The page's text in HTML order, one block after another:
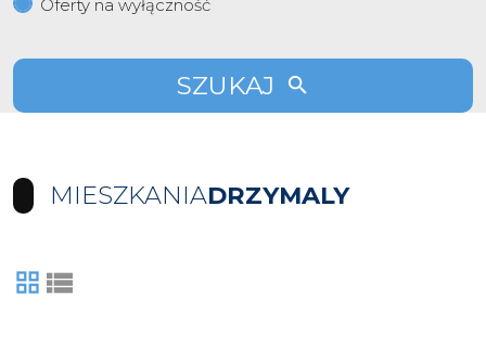
Oferty na wyłączność
SZUKAJ
MIESZKANIADRZYMALY
tabelalista